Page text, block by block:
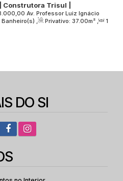
Construtora Trisul |
| 02 dormitórios | suíte |
vaga
Av. Professor Luiz Ignácio
Leste, 30030-315, Vila Prudente,
Banheiro(s) , Privativo: 37.00m² ,
1
DO SI